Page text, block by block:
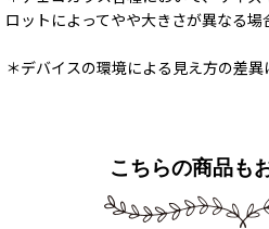
ロットによってやや大きさが異なる場
＊デバイスの環境による見え方の差異
こちらの商品も